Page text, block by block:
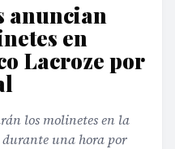
anuncian
en
Lacroze por
los molinetes en la
durante una hora por